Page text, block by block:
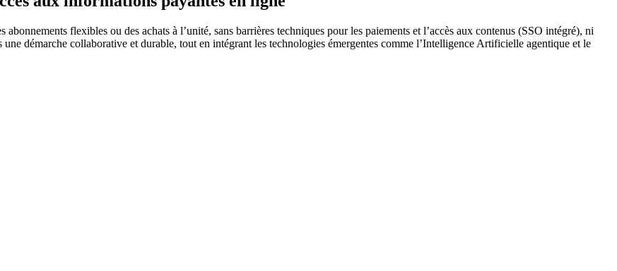
abonnements flexibles ou des achats à l’unité, sans barrières techniques pour les paiements et l’accès aux contenus (SSO intégré), ni
démarche collaborative et durable, tout en intégrant les technologies émergentes comme l’Intelligence Artificielle agentique et le